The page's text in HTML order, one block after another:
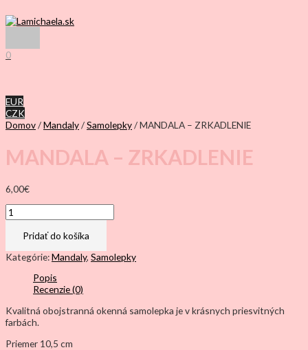
na
Menu
0
EUR
CZK
Domov/Mandaly/Samolepky/ MANDALA – ZRKADLENIE
MANDALA – ZRKADLENIE
6,00€
množstvo
MANDALA
Pridať do košíka
Kategórie:Mandaly, Samolepky
Popis
Recenzie (0)
Kvalitná obojstranná okenná samolepka je v krásnych priesvitných
farbách.
Priemer 10,5 cm